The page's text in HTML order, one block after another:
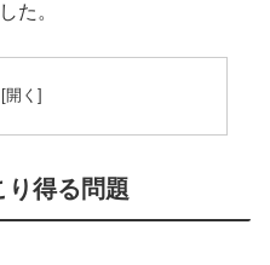
た。
り得る問題